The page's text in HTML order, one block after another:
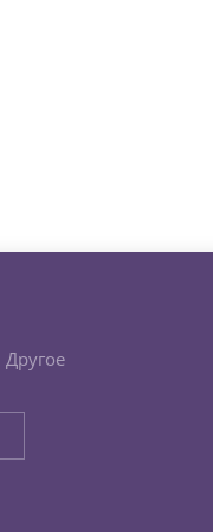
Другое